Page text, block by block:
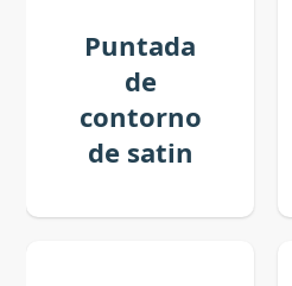
Puntada
de
contorno
de satin